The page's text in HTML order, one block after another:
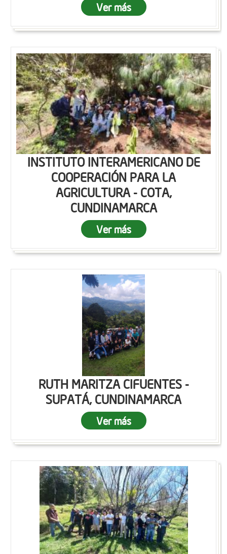
Ver más
INSTITUTO INTERAMERICANO DE
COOPERACIÓN PARA LA
AGRICULTURA - COTA,
CUNDINAMARCA
Ver más
RUTH MARITZA CIFUENTES -
SUPATÁ, CUNDINAMARCA
Ver más